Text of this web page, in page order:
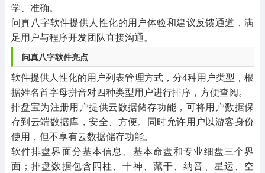
学、准确。
问真八字软件提供人性化的用户体验和建议反馈通道，满
足用户与程序开发团队直接沟通。
问真八字软件亮点
软件提供人性化的用户列表管理方式，分4种用户类型，根
据姓名首字母拼音对四种类型用户进行排序，方便查阅。
排盘宝为注册用户提供云数据储存功能，可将用户数据保
存到云端数据库，安全、方便。同时允许用户以游客身份
使用，但不享有云数据储存功能。
软件排盘界面分基本信息、基本命盘和专业细盘三个界
面；排盘数据包含四柱、十神、藏干、纳音、星运、空